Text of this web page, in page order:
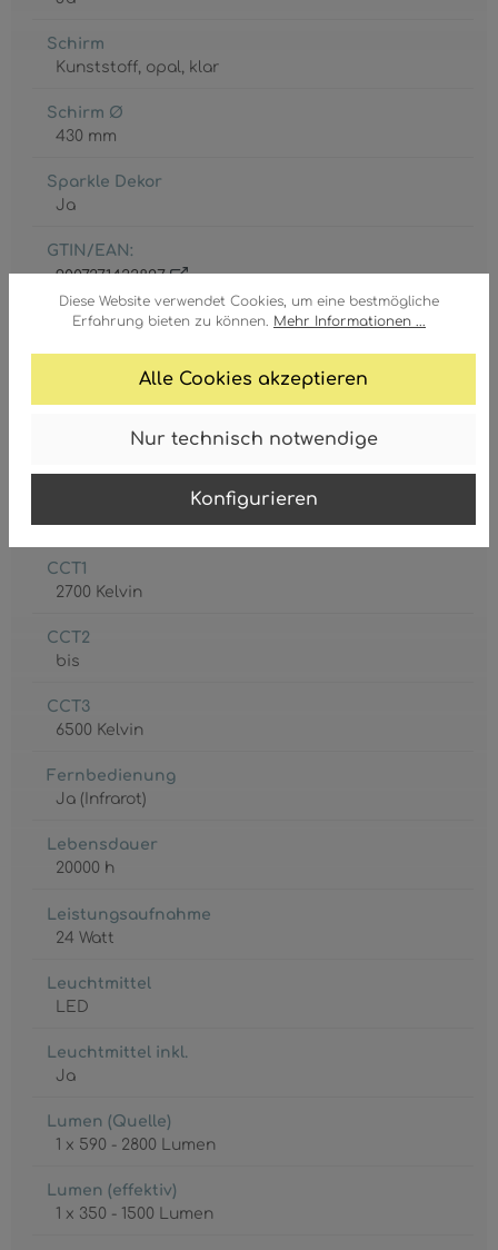
Diese Website verwendet Cookies, um eine bestmögliche
Erfahrung bieten zu können. Mehr Informationen ...
Alle Cookies akzeptieren
Nur technisch notwendige
Konfigurieren
Schirm
Kunststoff, opal , klar
Schirm Ø
430 mm
Sparkle Dekor
Ja
GTIN/EAN:
9007371433827
2 x AAA
CCT1
2700 Kelvin
CCT2
bis
CCT3
6500 Kelvin
Fernbedienung
Ja (Infrarot)
Lebensdauer
20000 h
Leistungsaufnahme
24 Watt
Leuchtmittel
LED
Leuchtmittel inkl.
Ja
Lumen (Quelle)
1 x 590 - 2800 Lumen
Lumen (effektiv)
1 x 350 - 1500 Lumen